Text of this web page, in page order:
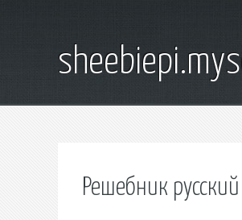
Решебник